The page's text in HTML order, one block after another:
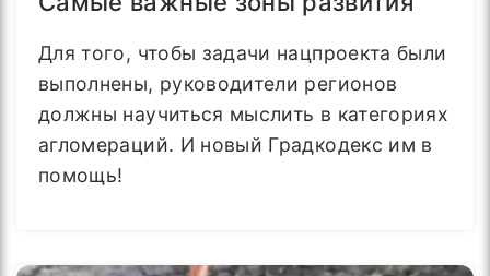
Для того, чтобы задачи нацпроекта были
выполнены, руководители регионов
должны научиться мыслить в категориях
агломераций. И новый Градкодекс им в
помощь!